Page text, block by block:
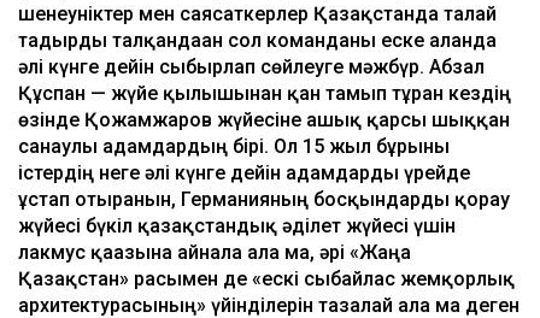
шенеуніктер мен саясаткерлер Қазақстанда талай
тағдырды талқандаған сол команданы еске алғанда
әлі күнге дейін сыбырлап сөйлеуге мәжбүр. Абзал
Құспан — жүйе қылышынан қан тамып тұрған кездің
өзінде Қожамжаров жүйесіне ашық қарсы шыққан
санаулы адамдардың бірі. Ол 15 жыл бұрынғы
істердің неге әлі күнге дейін адамдарды үрейде
ұстап отырғанын, Германияның босқындарды қорғау
жүйесі бүкіл қазақстандық әділет жүйесі үшін
лакмус қағазына айнала ала ма, әрі «Жаңа
Қазақстан» расымен де «ескі сыбайлас жемқорлық
архитектурасының» үйінділерін тазалай ала ма деген